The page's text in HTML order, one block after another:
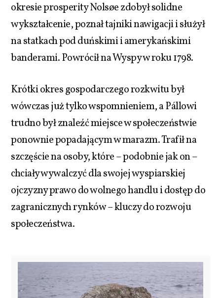
okresie prosperity Nolsøe zdobył solidne
wykształcenie, poznał tajniki nawigacji i służył
na statkach pod duńskimi i amerykańskimi
banderami. Powrócił na Wyspy w roku 1798.
Krótki okres gospodarczego rozkwitu był
wówczas już tylko wspomnieniem, a Pállowi
trudno był znaleźć miejsce w społeczeństwie
ponownie popadającym w marazm. Trafił na
szczęście na osoby, które – podobnie jak on –
chciały wywalczyć dla swojej wyspiarskiej
ojczyzny prawo do wolnego handlu i dostęp do
zagranicznych rynków – kluczy do rozwoju
społeczeństwa.